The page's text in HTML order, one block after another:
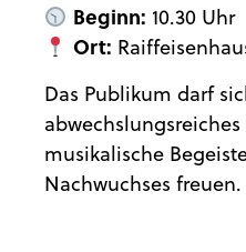
Beginn: 10.30 Uhr
Ort:
Das Publikum darf
musikalische
Nachwuchses freuen.